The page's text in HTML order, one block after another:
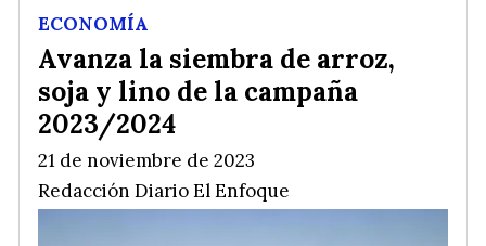
Avanza la siembra de arroz,
soja y lino de la campaña
2023/2024
Redacción Diario El Enfoque
ECONOMÍA
21 de noviembre de 2023